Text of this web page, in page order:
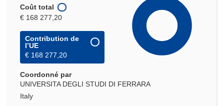
Coût total
€ 168 277,20
Contribution de
l’UE
€ 168 277,20
Coordonné par
UNIVERSITA DEGLI STUDI DI FERRARA
Italy